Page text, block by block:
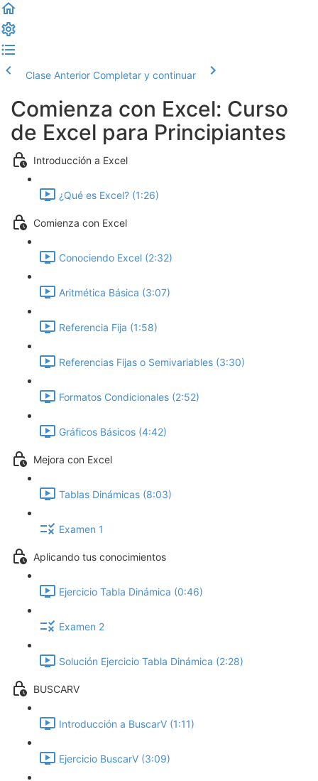
Clase Anterior Completar y continuar
Comienza con Excel: Curso
de Excel para Principiantes
Introducción a Excel
¿Qué es Excel? (1:26)
Comienza con Excel
Conociendo Excel (2:32)
Aritmética Básica (3:07)
Referencia Fija (1:58)
Referencias Fijas o Semivariables (3:30)
Formatos Condicionales (2:52)
Gráficos Básicos (4:42)
Mejora con Excel
Tablas Dinámicas (8:03)
Examen 1
Aplicando tus conocimientos
Ejercicio Tabla Dinámica (0:46)
Examen 2
Solución Ejercicio Tabla Dinámica (2:28)
BUSCARV
Introducción a BuscarV (1:11)
Ejercicio BuscarV (3:09)